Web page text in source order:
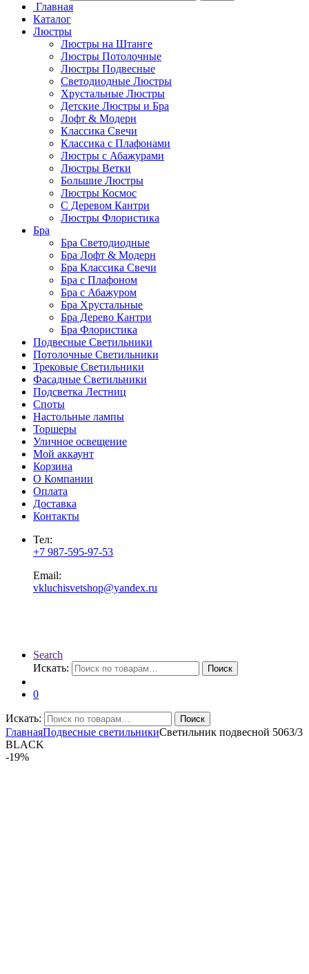
Главная
Каталог
Люстры
Люстры на Штанге
Люстры Потолочные
Люстры Подвесные
Светодиодные Люстры
Хрустальные Люстры
Детские Люстры и Бра
Лофт & Модерн
Классика Свечи
Классика с Плафонами
Люстры с Абажурами
Люстры Ветки
Большие Люстры
Люстры Космос
С Деревом Кантри
Люстры Флористика
Бра
Бра Светодиодные
Бра Лофт & Модерн
Бра Классика Свечи
Бра с Плафоном
Бра с Абажуром
Бра Хрустальные
Бра Дерево Кантри
Бра Флористика
Подвесные Светильники
Потолочные Светильники
Трековые Светильники
Фасадные Светильники
Подсветка Лестниц
Споты
Настольные лампы
Торшеры
Уличное освещение
Мой аккаунт
Корзина
О Компании
Оплата
Доставка
Контакты
Тел:
+7 987-595-97-53
Email:
vkluchisvetshop@yandex.ru
Search
Искать:
Поиск
0
Искать: Поиск
ГлавнаяПодвесные светильникиСветильник подвесной 5063/3
BLACK
-19%